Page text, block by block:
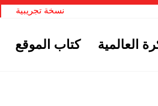
نسخة تجريبية
العالمية كتاب الموقع